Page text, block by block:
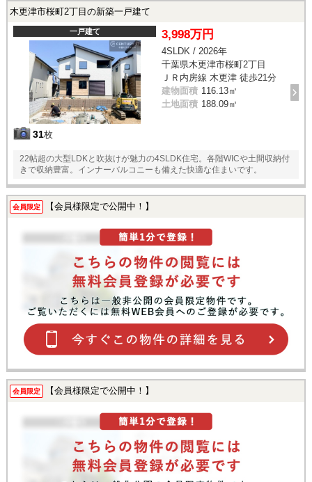
木更津市桜町2丁目の新築一戸建て
一戸建て
31枚
3,998万円
4SLDK / 2026年
千葉県木更津市桜町2丁目
ＪＲ内房線 木更津 徒歩21分
建物面積 116.13㎡
土地面積 188.09㎡
22帖超の大型LDKと吹抜けが魅力の4SLDK住宅。各階WICや土間収納付
きで収納豊富。インナーバルコニーも備えた快適な住まいです。
会員限定 【会員様限定で公開中！】
会員限定 【会員様限定で公開中！】